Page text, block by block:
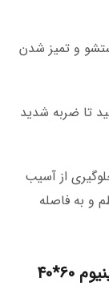
و تمیز شدن
تا ضربه شدید
از آسیب
و به فاصله